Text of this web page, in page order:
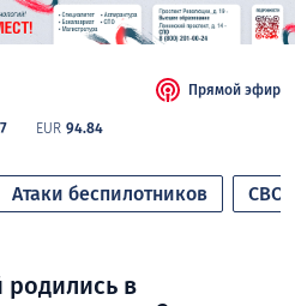
EUR 94.84
Прямой эфир
Атаки беспилотников СВО
родились в